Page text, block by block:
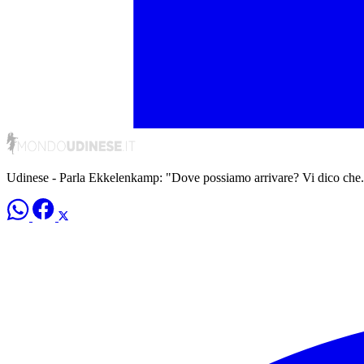
Udinese - Parla Ekkelenkamp: "Dove possiamo arrivare? Vi dico